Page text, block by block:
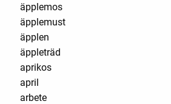
äpplemos
äpplemust
äpplen
äppleträd
aprikos
april
arbete